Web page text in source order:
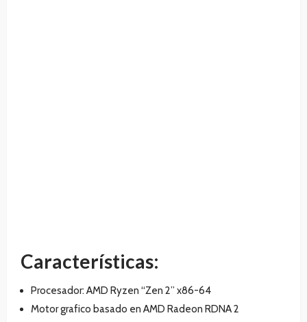
Características:
Procesador: AMD Ryzen “Zen 2” x86-64
Motor grafico basado en AMD Radeon RDNA 2